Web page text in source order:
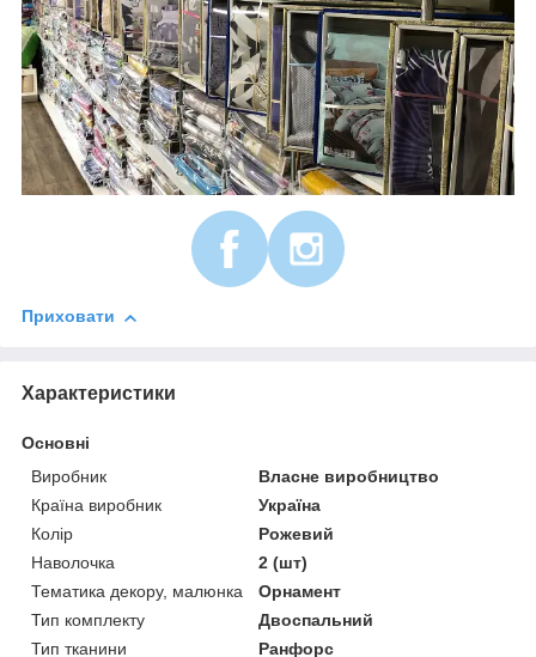
Приховати
Характеристики
Основні
Виробник
Власне виробництво
Країна виробник
Україна
Колір
Рожевий
Наволочка
2 (шт)
Тематика декору, малюнка
Орнамент
Тип комплекту
Двоспальний
Тип тканини
Ранфорс